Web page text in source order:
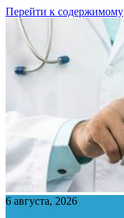
Перейти к содержимому
6 августа, 2026